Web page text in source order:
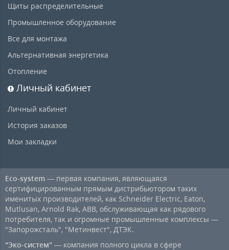
Щиты распределительные
Промышленное оборудование
Все для монтажа
Альтернативная энергетика
Отопление
Личный кабинет
Личный кабинет
История заказов
Мои закладки
Eco-system — первая компания, являющаяся
сертифицированным прямым дистрибьютором таких
именитых производителей, как Schneider Electric, Eaton,
Mutlusan, Arnold Rak, ABB, обслуживающая как рядового
потребителя, так и огромные промышленные комплексы —
"Запорожсталь", "Метинвест", ДТЭК.
"Эко-систем" — компания полного цикла в сфере